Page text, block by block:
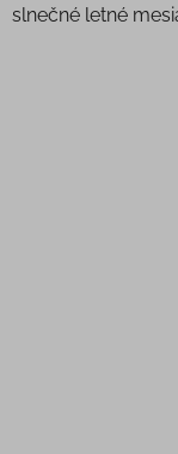
slnečné letné